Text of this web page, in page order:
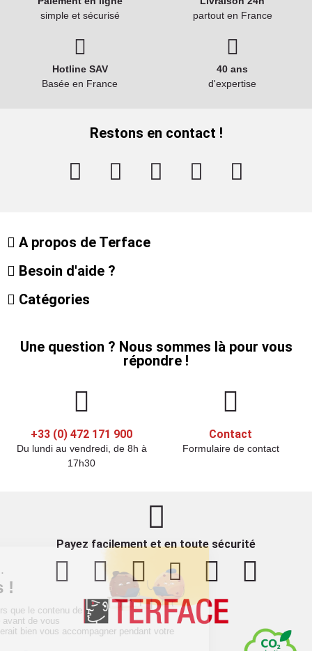
simple et sécurisé
partout en France
Hotline SAV
Basée en France
40 ans
d'expertise
Restons en contact !
A propos de Terface
Besoin d'aide ?
Catégories
Une question ? Nous sommes là pour vous
répondre !
+33 (0) 472 171 900
Du lundi au vendredi, de 8h à
17h30
Contact
Formulaire de contact
Payez facilement et en toute sécurité